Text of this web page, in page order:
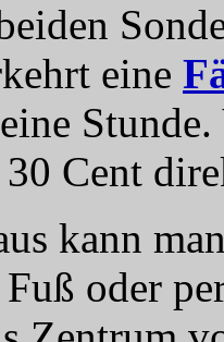
eine
Cent
kann
oder